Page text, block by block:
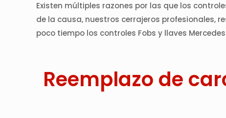
Existen múltiples razones por las que los
de la causa, nuestros cerrajeros profesionales,
poco tiempo los controles Fobs y llaves Mercedes
Reemplazo de